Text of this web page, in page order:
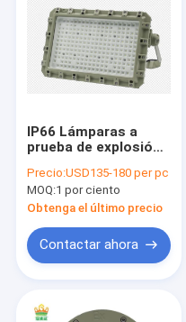
IP66 Lámparas a
prueba de explosión
fábrica 140 lumen /
watt luz de
inundación a prueba
de explosión Con 5
años de garantía
Precio:USD135-180 per pc
MOQ:1 por ciento
Obtenga el último precio
Contactar ahora